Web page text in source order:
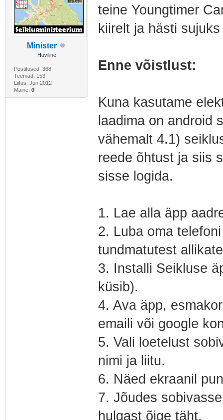
Minister
Huviline
Postitused: 368
Teemad: 153
Liitus: Jun 2012
Maine: 0
teine Youngtimer
kiirelt ja hästi
Enne võistlust:
Kuna kasutame
laadima on android
vähemalt 4.1)
reede õhtust ja siis
sisse logida.
1. Lae alla äpp
2. Luba oma
tundmatutest
3. Installi Seikluse
küsib).
4. Ava äpp,
emaili või google
5. Vali loetelust
nimi ja liitu.
6. Näed ekraanil
7. Jõudes
hulgast õige täht.